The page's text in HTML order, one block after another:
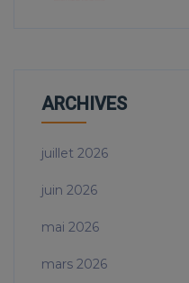
ARCHIVES
juillet 2026
juin 2026
mai 2026
mars 2026